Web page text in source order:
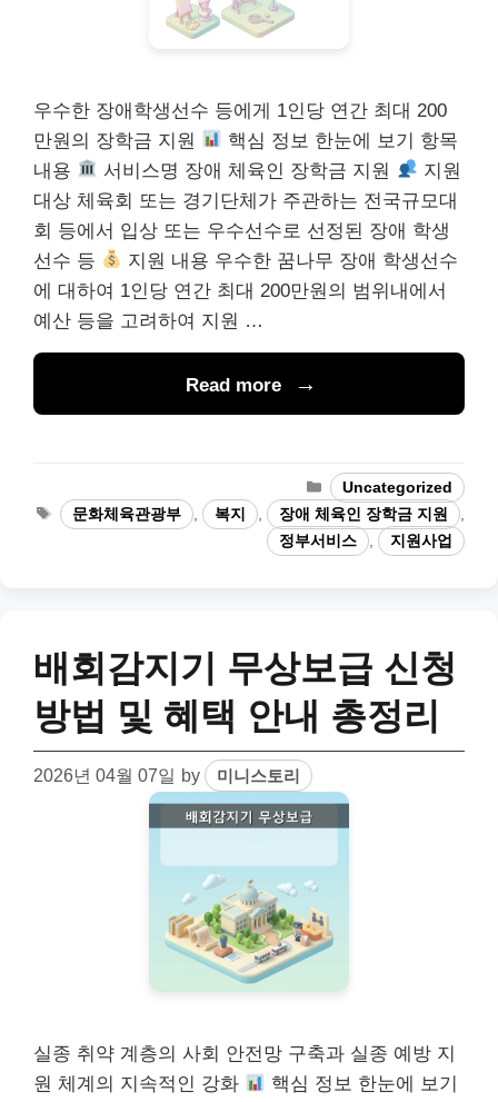
우수한 장애학생선수 등에게 1인당 연간 최대 200
만원의 장학금 지원
핵심 정보 한눈에 보기 항목
내용
서비스명 장애 체육인 장학금 지원
지원
대상 체육회 또는 경기단체가 주관하는 전국규모대
회 등에서 입상 또는 우수선수로 선정된 장애 학생
선수 등
지원 내용 우수한 꿈나무 장애 학생선수
에 대하여 1인당 연간 최대 200만원의 범위내에서
예산 등을 고려하여 지원 …
Read more
Categories
Uncategorized
Tags문화체육관광부 복지 장애 체육인 장학금 지원
정부서비스
지원사업
배회감지기 무상보급 신청
방법 및 혜택 안내 총정리
2026년 04월 07일 by 미니스토리
실종 취약 계층의 사회 안전망 구축과 실종 예방 지
원 체계의 지속적인 강화
핵심 정보 한눈에 보기